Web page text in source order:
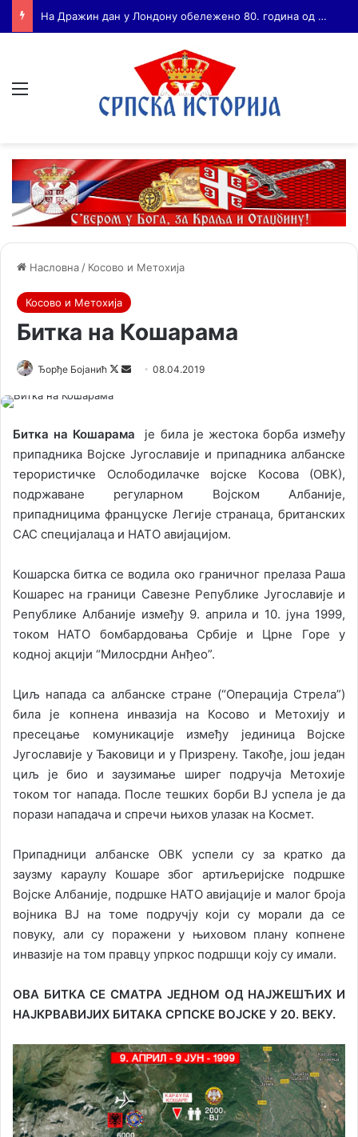
Бојанић: ВОЈА ТАНКОСИЋ – ЧОВЕК КОГА СУ СЕ ПЛАШИЛИ И ЖИВОГ И МРТВОГ, а нема ни споненик
Насловна / Косово и Метохија
Косово и Метохија
Битка на Кошарама
Ђорђе Бојанић
F
n
X
m
a
08.04.2019
Битка на Кошарама је била је жестока борба између
припадника Војске Југославије и припадника албанске
терористичке Ослободилачке војске Косова (ОВК),
подржаване регуларном Војском Албаније,
припадницима француске Легије странаца, британских
САС специјалаца и НАТО авијацијом.
Кошарска битка се водила око граничног прелаза Раша
Кошарес на граници Савезне Републике Југославије и
Републике Албаније између 9. априла и 10. јуна 1999,
током НАТО бомбардовања Србије и Црне Горе у
кодној акцији “Милосрдни Анђео”.
Циљ напада са албанске стране (“Операција Стрела”)
била је копнена инвазија на Косово и Метохију и
пресецање комуникације између јединица Војске
Југославије у Ђаковици и у Призрену. Такође, још један
циљ је био и заузимање ширег подручја Метохије
током тог напада. После тешких борби ВЈ успела је да
порази нападача и спречи њихов улазак на Космет.
Припадници албанске ОВК успели су за кратко да
заузму караулу Кошаре због артиљеријске подршке
Војске Албаније, подршке НАТО авијације и малог броја
војника ВЈ на томе подручју који су морали да се
повуку, али су поражени у њиховом плану копнене
инвазије на том правцу упркос подршци коју су имали.
ОВА БИТКА СЕ СМАТРА ЈЕДНОМ ОД НАЈЖЕШЋИХ И
НАЈКРВАВИЈИХ БИТАКА СРПСКЕ ВОЈСКЕ У 20. ВЕКУ.